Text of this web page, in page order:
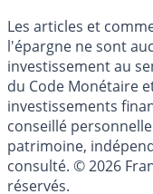
Cookies
Les articles et
l'épargne ne sont
investissement au
du Code Monétaire
investissements
conseillé
patrimoine,